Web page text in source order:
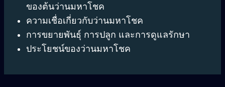
ของต้นว่านมหาโชค
ความเชื่อเกี่ยวกับว่านมหาโชค
การขยายพันธุ์ การปลูก และการดูแลรักษา
ประโยชน์ของว่านมหาโชค